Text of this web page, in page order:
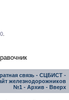
связь - СЦБИСТ -
железнодорожников
№1 - Архив - Вверх